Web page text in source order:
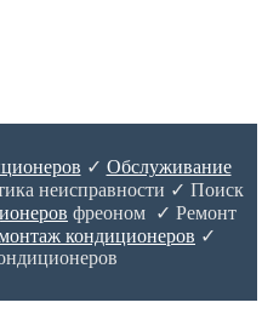
✓ Обслуживание
неисправности ✓ Поиск
фреоном ✓ Ремонт
кондиционеров ✓